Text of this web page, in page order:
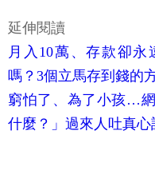
延伸閱讀
月入10萬、存款卻
嗎？3個立馬存到錢的
窮怕了、為了小孩…
什麼？」過來人吐真心